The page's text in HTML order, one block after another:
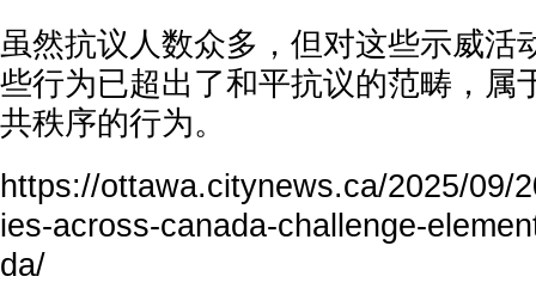
虽然抗议人数众多，但对这些示威活
些行为已超出了和平抗议的范畴，属
共秩序的行为。
https://ottawa.citynews.ca/2025/09/
ies-across-canada-challenge-
da/